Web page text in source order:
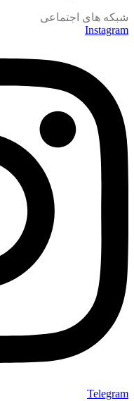
شبکه های اجتماعی
Instagram
Telegram